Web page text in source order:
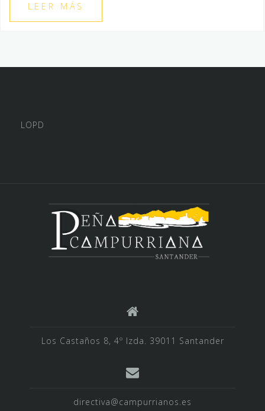
LEER MÁS
LOPD
Los Castaños 8, 4º Izda. 39011 Santander
directiva@campurrianos.es